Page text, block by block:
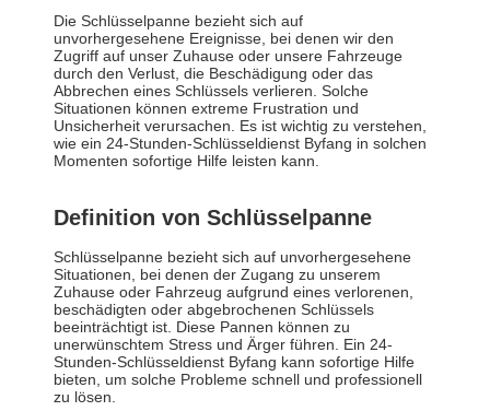
Die Schlüsselpanne bezieht sich auf
unvorhergesehene Ereignisse, bei denen wir den
Zugriff auf unser Zuhause oder unsere Fahrzeuge
durch den Verlust, die Beschädigung oder das
Abbrechen eines Schlüssels verlieren. Solche
Situationen können extreme Frustration und
Unsicherheit verursachen. Es ist wichtig zu verstehen,
wie ein 24-Stunden-Schlüsseldienst Byfang in solchen
Momenten sofortige Hilfe leisten kann.
Definition von Schlüsselpanne
Schlüsselpanne bezieht sich auf unvorhergesehene
Situationen, bei denen der Zugang zu unserem
Zuhause oder Fahrzeug aufgrund eines verlorenen,
beschädigten oder abgebrochenen Schlüssels
beeinträchtigt ist. Diese Pannen können zu
unerwünschtem Stress und Ärger führen. Ein 24-
Stunden-Schlüsseldienst Byfang kann sofortige Hilfe
bieten, um solche Probleme schnell und professionell
zu lösen.